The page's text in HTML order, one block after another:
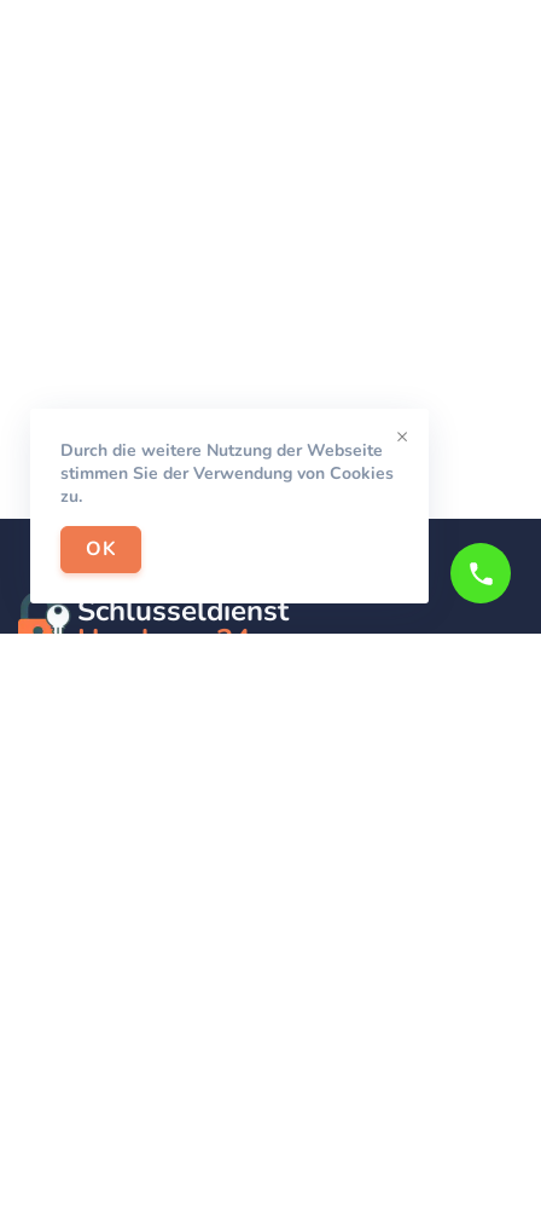
×
Durch die weitere Nutzung der Webseite
stimmen Sie der Verwendung von Cookies
zu.
OK
Schlüsseldienst
Hamburg-24